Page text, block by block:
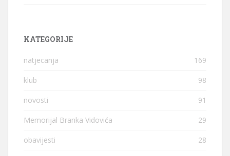
KATEGORIJE
natjecanja 169
klub 98
novosti 91
Memorijal Branka Vidovića 29
obavijesti 28